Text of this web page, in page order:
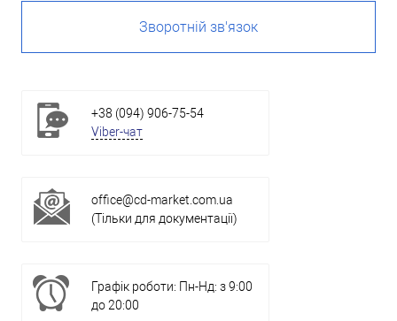
Зворотній зв'язок
+38 (094) 906-75-54
Viber-чат
office@cd-market.com.ua
(Тільки для документації)
Графік роботи: Пн-Нд: з 9:00
до 20:00